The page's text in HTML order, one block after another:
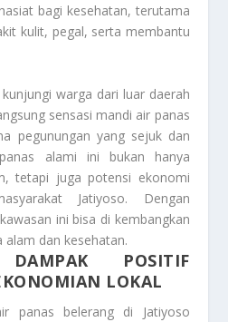
bagi kesehatan, terutama
kulit, pegal, serta membantu
warga dari luar daerah
sensasi mandi air panas
pegunungan yang sejuk dan
alami ini bukan hanya
tetapi juga potensi ekonomi
Jatiyoso. Dengan
ini bisa di kembangkan
alam dan kesehatan.
DAMPAK POSITIF
LOKAL
panas belerang di Jatiyoso